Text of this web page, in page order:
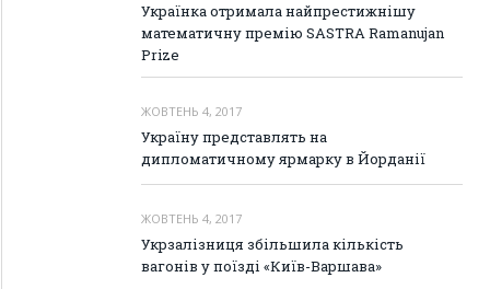
Українка отримала найпрестижнішу
математичну премію SASTRA Ramanujan
Prize
ЖОВТЕНЬ 4, 2017
Україну представлять на
дипломатичному ярмарку в Йорданії
ЖОВТЕНЬ 4, 2017
Укрзалізниця збільшила кількість
вагонів у поїзді «Київ-Варшава»